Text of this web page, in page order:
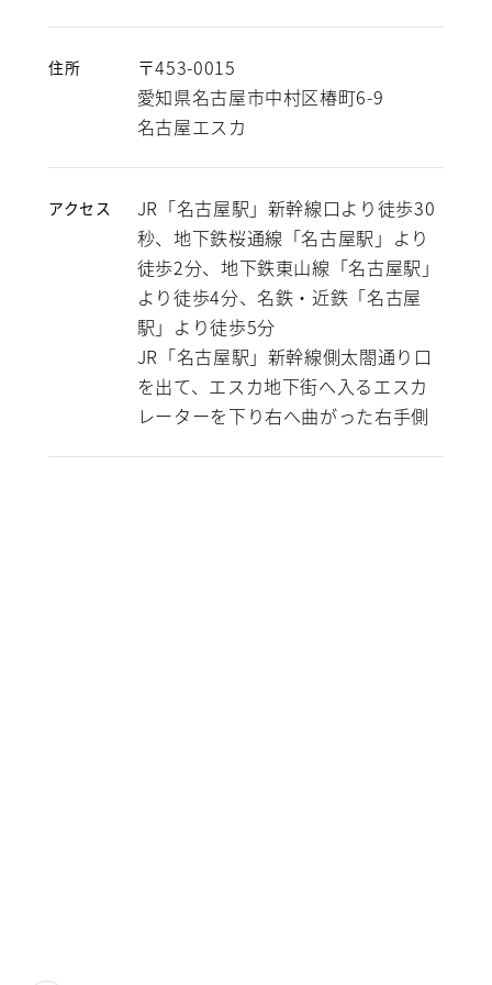
住所
〒453-0015
愛知県名古屋市中村区椿町6-9
名古屋エスカ
アクセス
JR「名古屋駅」新幹線口より徒歩30
秒、地下鉄桜通線「名古屋駅」より
徒歩2分、地下鉄東山線「名古屋駅」
より徒歩4分、名鉄・近鉄「名古屋
駅」より徒歩5分
JR「名古屋駅」新幹線側太閤通り口
を出て、エスカ地下街へ入るエスカ
レーターを下り右へ曲がった右手側